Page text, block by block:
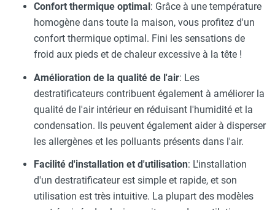
Confort thermique optimal : Grâce à une température
homogène dans toute la maison, vous profitez d'un
confort thermique optimal. Fini les sensations de
froid aux pieds et de chaleur excessive à la tête !
Amélioration de la qualité de l'air: Les
destratificateurs contribuent également à améliorer la
qualité de l'air intérieur en réduisant l'humidité et la
condensation. Ils peuvent également aider à disperser
les allergènes et les polluants présents dans l'air.
Facilité d'installation et d'utilisation: L'installation
d'un destratificateur est simple et rapide, et son
utilisation est très intuitive. La plupart des modèles